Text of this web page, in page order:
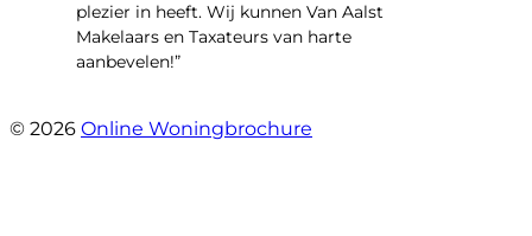
plezier in heeft. Wij kunnen Van Aalst
Makelaars en Taxateurs van harte
aanbevelen!”
© 2026 Online Woningbrochure